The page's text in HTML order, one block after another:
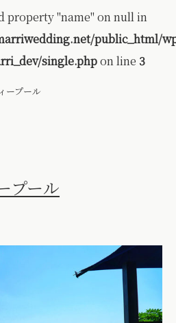
property "name" on null in
public_html/
single.phpon line 3
ープール
プール